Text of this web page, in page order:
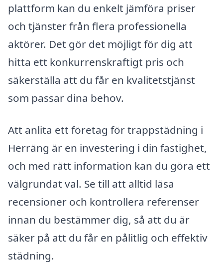
plattform kan du enkelt jämföra priser
och tjänster från flera professionella
aktörer. Det gör det möjligt för dig att
hitta ett konkurrenskraftigt pris och
säkerställa att du får en kvalitetstjänst
som passar dina behov.
Att anlita ett företag för trappstädning i
Herräng är en investering i din fastighet,
och med rätt information kan du göra ett
välgrundat val. Se till att alltid läsa
recensioner och kontrollera referenser
innan du bestämmer dig, så att du är
säker på att du får en pålitlig och effektiv
städning.